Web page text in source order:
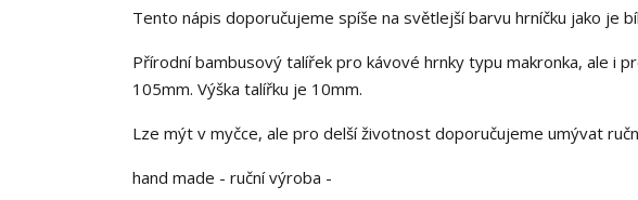
Tento nápis doporučujeme spíše na světlejší barvu hrníčku jako je
Přírodní bambusový talířek pro kávové hrnky typu makronka, ale i
105mm. Výška talířku je 10mm.
Lze mýt v myčce, ale pro delší životnost doporučujeme umývat
hand made - ruční výroba -